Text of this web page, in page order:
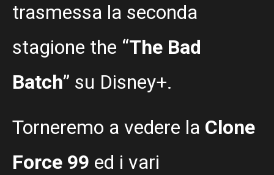
trasmessa la seconda
stagione the “The Bad
Batch” su Disney+.
Torneremo a vedere la Clone
Force 99 ed i vari